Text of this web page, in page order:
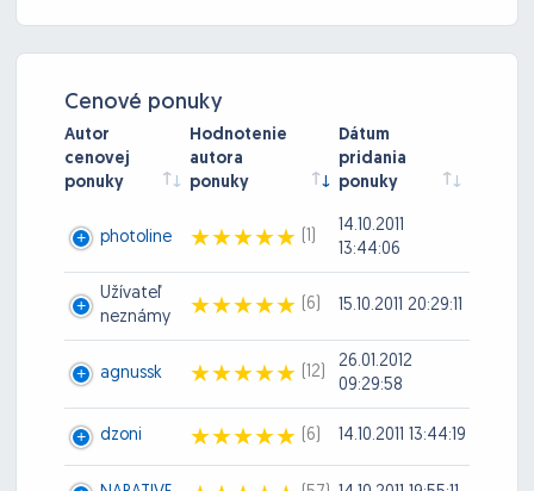
Cenové ponuky
Autor
cenovej
ponuky
Hodnotenie
autora
ponuky
Dátum
pridania
ponuky
photoline (1)
14.10.2011
13:44:06
Užívateľ
neznámy
(6) 15.10.2011 20:29:11
agnussk (12)
26.01.2012
09:29:58
dzoni (6) 14.10.2011 13:44:19